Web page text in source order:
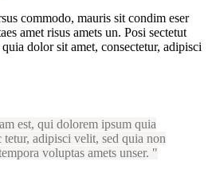
commodo, mauris sit condim eser
amet risus amets un. Posi sectetut
dolor sit amet, consectetur, adipisci
est, qui dolorem ipsum quia
tetur, adipisci velit, sed quia non
voluptas amets unser.